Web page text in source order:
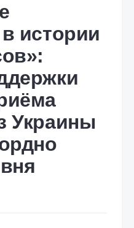
истории
Украины